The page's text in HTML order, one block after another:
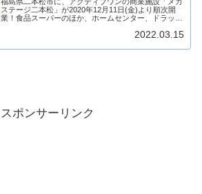
ステージ二本松」が2020年12月11日(金)より順次開
業！食品スーパーのほか、ホームセンター、ドラッグ
二本松がどのような商業施設になるのか、テ...2022.03.15
スポンサーリンク